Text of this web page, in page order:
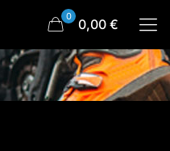
0 0,00 €